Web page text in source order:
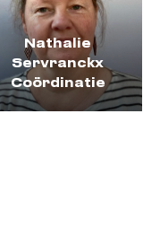
Nathalie
Servranckx
Coördinatie